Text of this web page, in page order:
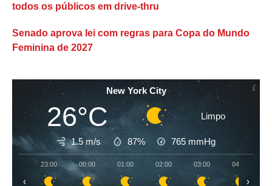
todos os públicos em drive-thru
Senado aprova lei com regras para Copa do Mundo
Feminina de 2027
New York City
26°C Limpo
1.5 m/s 87% 765 mmHg
23:00 00:00 01:00 02:00 03:00 04:00
‹ ›